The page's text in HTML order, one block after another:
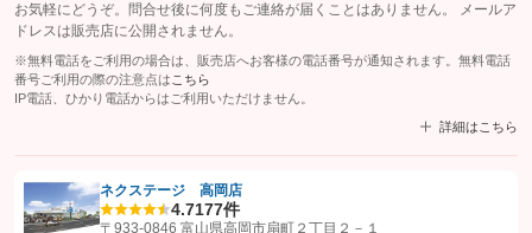
お気軽にどうぞ。問合せ後に何度もご連絡が届くことはありません。 メールア
ドレスは販売店に公開されません。
※無料電話をご利用の場合は、販売店へお客様の電話番号が通知されます。無料電話
番号ご利用の際の注意点は こちら
IP電話、ひかり電話からはご利用いただけません。
詳細はこちら
【STEP1】認証画面でグーネットを友だち追加してから「許可する」ボタンを押
ネクステージ 高岡店
4.7177件
〒933-0846 富山県高岡市扇町２丁目２－１